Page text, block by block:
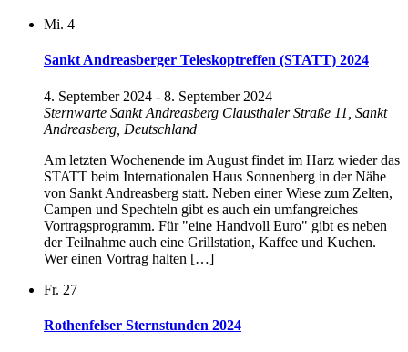
Mi. 4
Sankt Andreasberger Teleskoptreffen (STATT) 2024
4. September 2024 - 8. September 2024
Sternwarte Sankt Andreasberg Clausthaler Straße 11, Sankt
Andreasberg, Deutschland
Am letzten Wochenende im August findet im Harz wieder das
STATT beim Internationalen Haus Sonnenberg in der Nähe
von Sankt Andreasberg statt. Neben einer Wiese zum Zelten,
Campen und Spechteln gibt es auch ein umfangreiches
Vortragsprogramm. Für "eine Handvoll Euro" gibt es neben
der Teilnahme auch eine Grillstation, Kaffee und Kuchen.
Wer einen Vortrag halten […]
Fr. 27
Rothenfelser Sternstunden 2024